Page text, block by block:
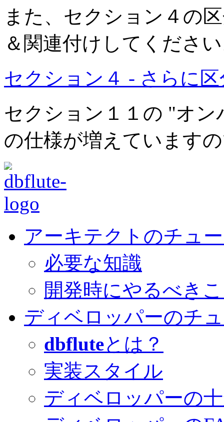
また、セクション４の
＆関連付けしてくださ
セクション４ - さらに
セクション１１の "オ
の仕様が増えています
アーキテクトのチュ
必要な知識
開発時にやるべき
ディベロッパーのチ
dbfluteとは？
実装スタイル
ディベロッパーの